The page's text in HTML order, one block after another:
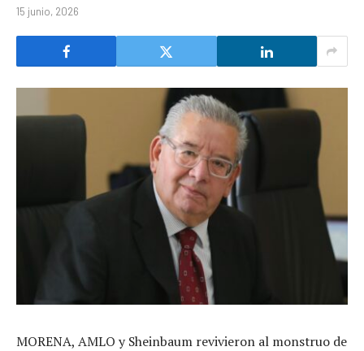
15 junio, 2026
MORENA, AMLO y Sheinbaum revivieron al monstruo de